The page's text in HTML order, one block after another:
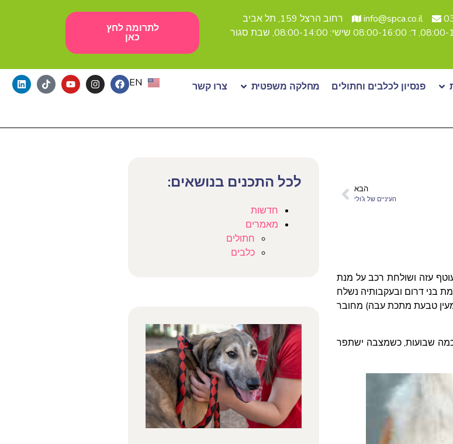
info@spca.co.il
רחוב הרצל 159, תל אביב
לתרומה לחץ
כאן
פנסיון לכלבים וחתולים מחלקה משפטית
צרו קשר
EN
הבא
העיניים של ג'ולי
עזה ושולחת רכב על מנת
בני דרום ובעקבותיה נשלח
טבעת מתכת עבה) מחובר
כמה שבועות, כשמצבה ישתפר
לכל התכנים בנושאים:
חדשות
מאמרים
חתולים
כלבים